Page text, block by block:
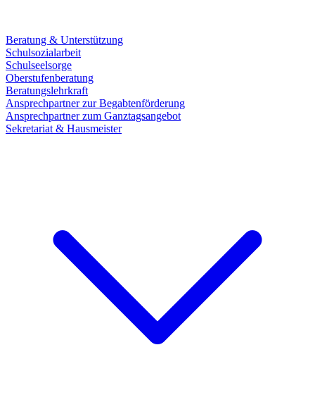
Beratung & Unterstützung
Schulsozialarbeit
Schulseelsorge
Oberstufenberatung
Beratungslehrkraft
Ansprechpartner zur Begabtenförderung
Ansprechpartner zum Ganztagsangebot
Sekretariat & Hausmeister